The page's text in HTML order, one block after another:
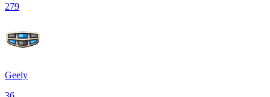
279
Geely